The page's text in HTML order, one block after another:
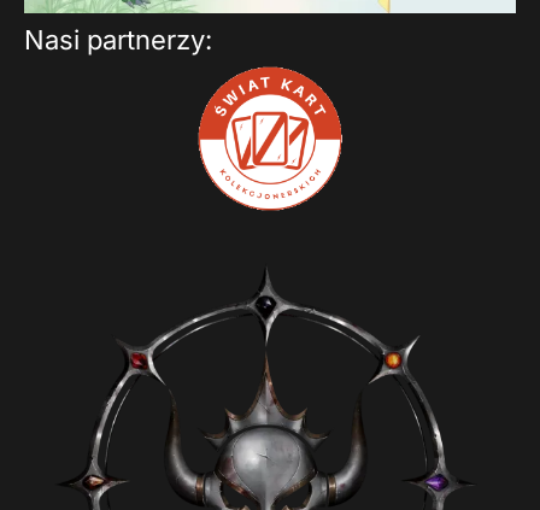
Nasi partnerzy: